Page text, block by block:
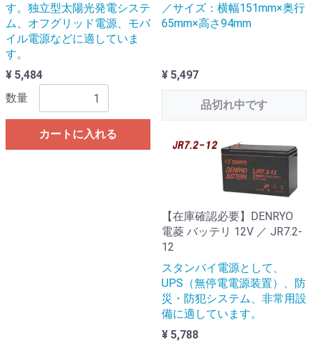
す。独立型太陽光発電システ
ム、オフグリッド電源、モバ
イル電源などに適していま
す。
¥ 5,484
数量
カートに入れる
／サイズ：横幅151mm×奥行
65mm×高さ94mm
¥ 5,497
品切れ中です
【在庫確認必要】DENRYO
電菱 バッテリ 12V ／ JR7.2-
12
スタンバイ電源として、
UPS（無停電電源装置）、防
災・防犯システム、非常用設
備に適しています。
¥ 5,788